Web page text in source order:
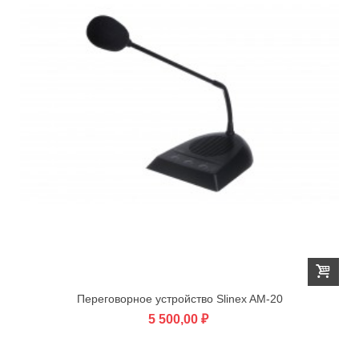
Переговорное устройство Slinex AM-20
5 500,00 ₽